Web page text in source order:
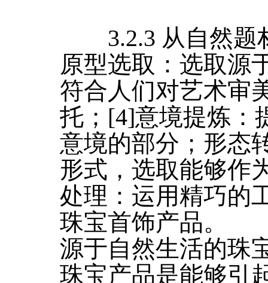
3.2.3 从自然题
原型选取：选取源
符合人们对艺术审
托；[4]意境提炼：
意境的部分；形态
形式，选取能够作
处理：运用精巧的
珠宝首饰产品。
源于自然生活的珠
珠宝产品是能够引